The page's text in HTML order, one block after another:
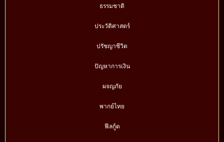
ธรรมชาติ
ประวัติศาสตร์
ปรัชญาชีวิต
ปัญหาการเงิน
ผจญภัย
พากย์ไทย
ฟีลกู้ด